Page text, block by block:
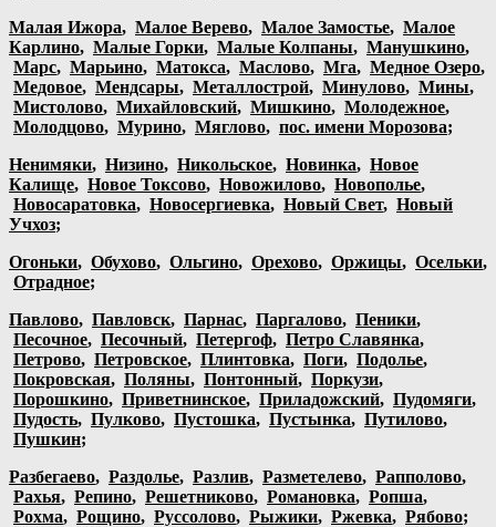
Малая Ижора, Малое Верево, Малое Замостье, Малое
Карлино, Малые Горки, Малые Колпаны, Манушкино,
Марс, Марьино, Матокса, Маслово, Мга, Медное Озеро,
Медовое, Мендсары, Металлострой, Минулово, Мины,
Мистолово, Михайловский, Мишкино, Молодежное,
Молодцово, Мурино, Мяглово, пос. имени Морозова;
Ненимяки, Низино, Никольское, Новинка, Новое
Калище, Новое Токсово, Новожилово, Новополье,
Новосаратовка, Новосергиевка, Новый Свет, Новый
Учхоз;
Огоньки, Обухово, Ольгино, Орехово, Оржицы, Осельки,
Отрадное;
Павлово, Павловск, Парнас, Паргалово, Пеники,
Песочное, Песочный, Петергоф, Петро Славянка,
Петрово, Петровское, Плинтовка, Поги, Подолье,
Покровская, Поляны, Понтонный, Поркузи,
Порошкино, Приветнинское, Приладожский, Пудомяги,
Пудость, Пулково, Пустошка, Пустынка, Путилово,
Пушкин;
Разбегаево, Раздолье, Разлив, Разметелево, Рапполово,
Рахья, Репино, Решетниково, Романовка, Ропша,
Рохма, Рощино, Руссолово, Рыжики, Ржевка, Рябово;